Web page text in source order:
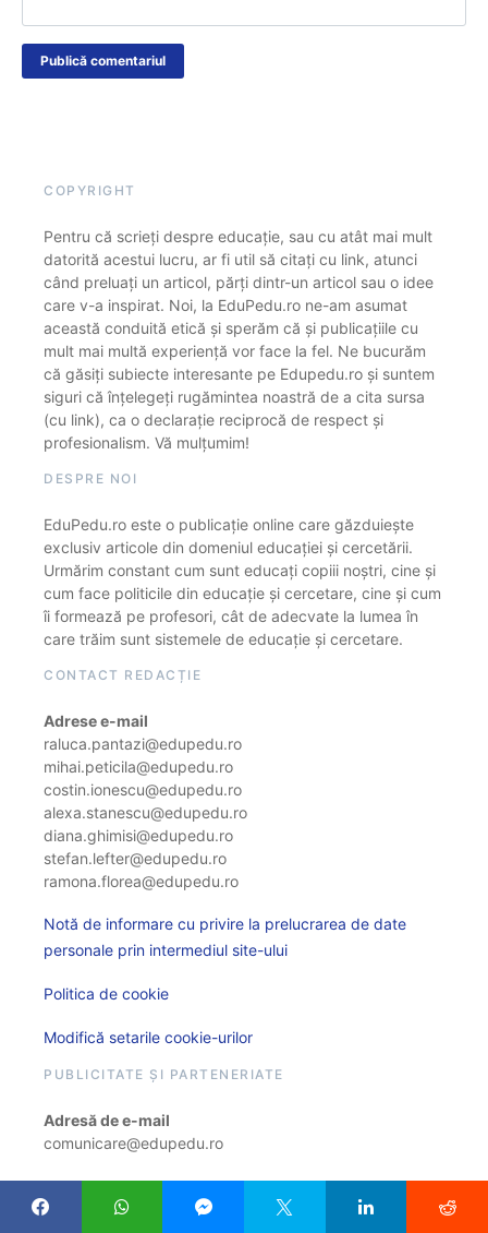
COPYRIGHT
Pentru că scrieți despre educație, sau cu atât mai mult
datorită acestui lucru, ar fi util să citați cu link, atunci
când preluați un articol, părți dintr-un articol sau o idee
care v-a inspirat. Noi, la EduPedu.ro ne-am asumat
această conduită etică și sperăm că și publicațiile cu
mult mai multă experiență vor face la fel. Ne bucurăm
că găsiți subiecte interesante pe Edupedu.ro și suntem
siguri că înțelegeți rugămintea noastră de a cita sursa
(cu link), ca o declarație reciprocă de respect și
profesionalism. Vă mulțumim!
DESPRE NOI
EduPedu.ro este o publicație online care găzduiește
exclusiv articole din domeniul educației și cercetării.
Urmărim constant cum sunt educați copiii noștri, cine și
cum face politicile din educație și cercetare, cine și cum
îi formează pe profesori, cât de adecvate la lumea în
care trăim sunt sistemele de educație și cercetare.
CONTACT REDACȚIE
Adrese e-mail
raluca.pantazi@edupedu.ro
mihai.peticila@edupedu.ro
costin.ionescu@edupedu.ro
alexa.stanescu@edupedu.ro
diana.ghimisi@edupedu.ro
stefan.lefter@edupedu.ro
ramona.florea@edupedu.ro
Notă de informare cu privire la prelucrarea de date
personale prin intermediul site-ului
Politica de cookie
Modifică setarile cookie-urilor
PUBLICITATE ȘI PARTENERIATE
Adresă de e-mail
comunicare@edupedu.ro